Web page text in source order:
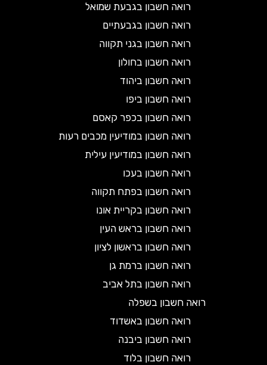
רואה חשבון בגבעת שמואל
רואה חשבון בגבעתיים
רואה חשבון בגני תקווה
רואה חשבון בחולון
רואה חשבון ביהוד
רואה חשבון ביפו
רואה חשבון בכפר קאסם
רואה חשבון במודיעין מכבים רעות
רואה חשבון במודיעין עילית
רואה חשבון בעכו
רואה חשבון בפתח תקווה
רואה חשבון בקריית אונו
רואה חשבון בראש העין
רואה חשבון בראשון לציון
רואה חשבון ברמת גן
רואה חשבון בתל אביב
רואה חשבון בשפלה
רואה חשבון באשדוד
רואה חשבון ביבנה
רואה חשבון בלוד